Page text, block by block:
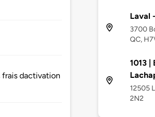
dactivation
Laval
3700
QC,
1013 |
12505
2N2